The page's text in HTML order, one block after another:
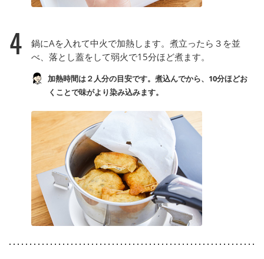
4
鍋にAを入れて中火で加熱します。煮立ったら３を並
べ、落とし蓋をして弱火で15分ほど煮ます。
加熱時間は２人分の目安です。煮込んでから、10分ほどお
くことで味がより染み込みます。